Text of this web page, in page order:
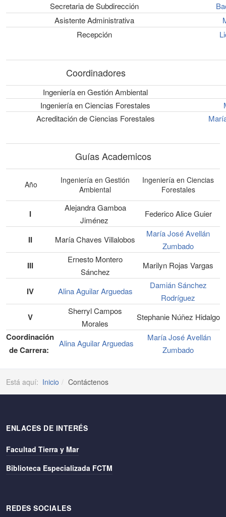
Secretaria de Subdirección
Asistente Administrativa
Recepción
Coordinadores
Ingeniería en Gestión Ambiental
Ingeniería en Ciencias Forestales
Acreditación de Ciencias Forestales
Guías Academicos
Año
Ingeniería en Gestión
Ambiental
Ingeniería en Ciencias
Forestales
I
Alejandra Gamboa
Jiménez
Federico Alice Guier
II María Chaves Villalobos
María José Avellán
Zumbado
III
Ernesto Montero
Sánchez
Marilyn Rojas Vargas
IV Alina Aguilar Arguedas
Damián Sánchez
Rodríguez
V
Sherryl Campos
Morales
Stephanie Núñez Hidalgo
Coordinación
de Carrera:
Alina Aguilar Arguedas
María José Avellán
Zumbado
Está aquí: Inicio Contáctenos
ENLACES DE INTERÉS
Facultad Tierra y Mar
Biblioteca Especializada FCTM
REDES SOCIALES